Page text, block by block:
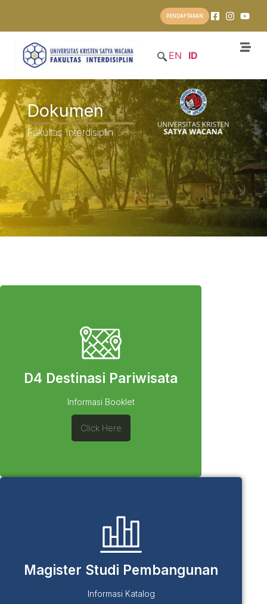
PENDAFTARAN
EN ID
Dokumen
Fakultas Interdisiplin
D4 Destinasi Pariwisata
Informasi Booklet
Click Here
Magister Studi Pembangunan
Informasi Katalog